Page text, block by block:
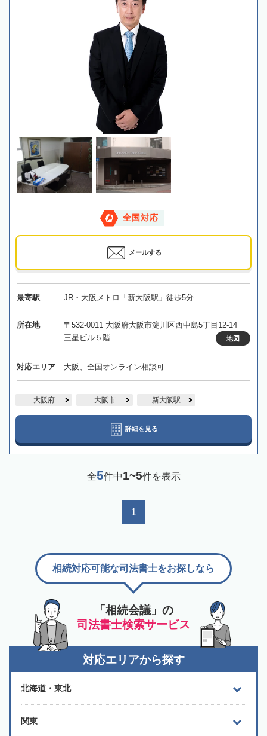
全国対応
メールする
最寄駅 JR・大阪メトロ「新大阪駅」徒歩5分
所在地
〒532-0011 大阪府大阪市淀川区西中島5丁目12-14
三星ビル５階
地図
対応エリア 大阪、全国オンライン相談可
大阪府 大阪市 新大阪駅
詳細を見る
全5件中1~5件を表示
1
「相続会議」の
司法書士検索サービス
相続対応可能な司法書士をお探しなら
対応エリアから探す
北海道・東北
関東